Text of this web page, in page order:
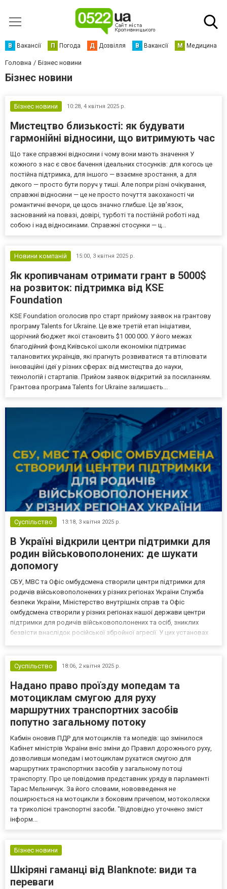
В Вакансії П Погода Д Дозвілля В Вакансії М Медицина
Головна Бізнес новини
Бізнес новини
Бізнес новини 10:28, 4 квітня 2025 р.
Мистецтво близькості: як будувати
гармонійні відносини, що витримують час
Що таке справжні відносини і чому вони мають значення У
кожного з нас є своє бачення ідеальних стосунків: для когось це
постійна підтримка, для іншого — взаємне зростання, а для
декого — просто бути поруч у тиші. Але попри різні очікування,
справжні відносини — це не просто почуття закоханості чи
романтичні вечори, це щось значно глибше. Це зв’язок,
заснований на повазі, довірі, турботі та постійній роботі над
собою і над відносинами. Справжні стосунки — ц...
Новини компаній 15:00, 3 квітня 2025 р.
Як кропивчанам отримати грант в 5000$
на розвиток: підтримка від KSE
Foundation
KSE Foundation оголосив про старт прийому заявок на грантову
програму Talents for Ukraine. Це вже третій етап ініціативи,
щорічний бюджет якої становить $1 000 000. У його межах
благодійний фонд Київської школи економіки підтримає
талановитих українців, які прагнуть розвиватися та втілювати
інноваційні ідеї у різних сферах: від мистецтва до науки,
технологій і стартапів. Прийом заявок відкритий за посиланням.
Грантова програма Talents for Ukraine залишаєть...
Суспільство 13:18, 3 квітня 2025 р.
В Україні відкрили центри підтримки для
родин військовополонених: де шукати
допомогу
СБУ, МВС та Офіс омбудсмена створили центри підтримки для
родичів військовополонених у різних регіонах України Служба
безпеки України, Міністерство внутрішніх справ та Офіс
омбудсмена створили у різних регіонах нашої держави центри
підтримки для родичів військовополонених та осіб, зниклих
безвісти внаслідок російської збройної агресії. У цих установах
Суспільство
18:06, 2 квітня 2025 р.
Надано право проїзду мопедам та
мотоциклам смугою для руху
маршрутних транспортних засобів
попутно загальному потоку
Кабмін оновив ПДР для мотоциклів та мопедів: що змінилося
Кабінет міністрів України вніс зміни до Правил дорожнього руху,
дозволивши мопедам і мотоциклам рухатися смугою для
маршрутних транспортних засобів у загальному потоці
транспорту. Про це повідомив представник уряду в парламенті
Тарас Мельничук. За його словами, нововведення не
поширюється на мотоцикли з боковим причепом, мотоколяски
та триколісні транспортні засоби. "Відповідно уточнено зміст
інформ...
Бізнес новини
Шкіряні гаманці від Blanknote: види та
переваги